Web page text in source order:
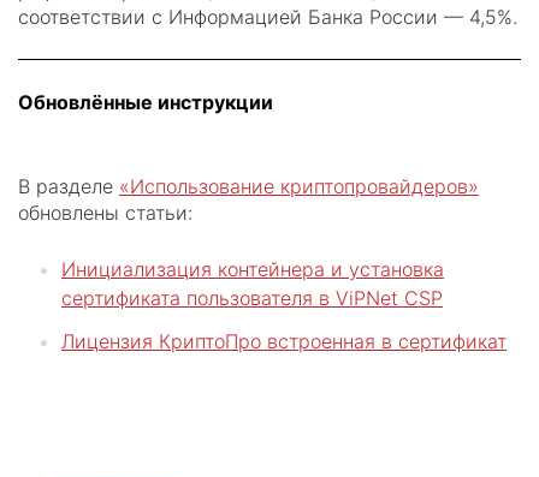
соответствии с Информацией Банка России — 4,5%.
Обновлённые инструкции
В разделе «Использование криптопровайдеров»
обновлены статьи:
Инициализация контейнера и установка
сертификата пользователя в ViPNet CSP
Лицензия КриптоПро встроенная в сертификат